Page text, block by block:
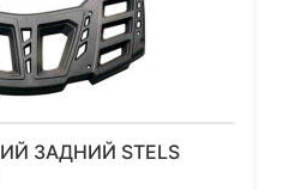
ЗАДНИЙ STELS